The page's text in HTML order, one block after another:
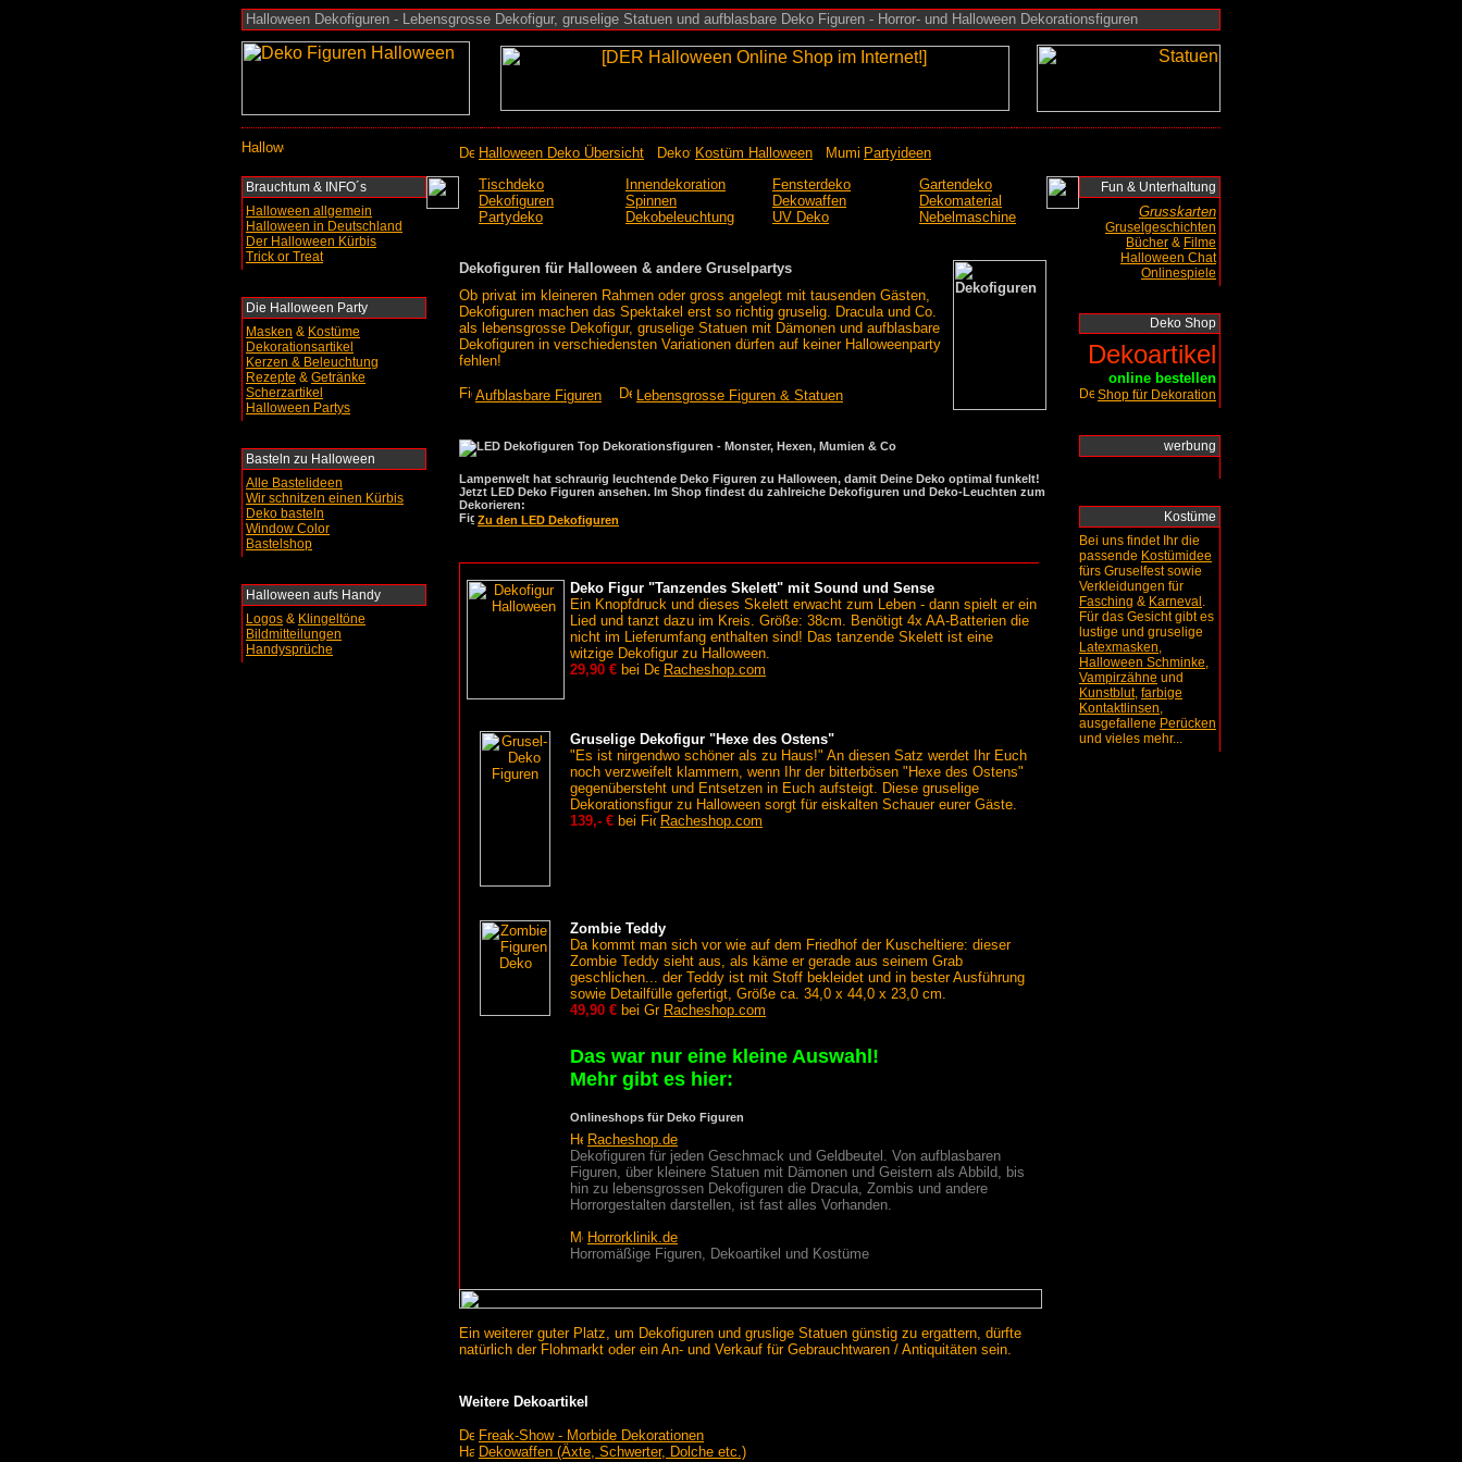
Halloween Dekofiguren - Lebensgrosse Dekofigur, gruselige Statuen und aufblasbare Deko Figuren - Horror- und Halloween Dekorationsfiguren
Halloween Deko Übersicht Kostüm Halloween Partyideen
Brauchtum & INFO´s
Halloween allgemein
Halloween in Deutschland
Der Halloween Kürbis
Trick or Treat
Die Halloween Party
Masken & Kostüme
Dekorationsartikel
Kerzen & Beleuchtung
Rezepte & Getränke
Scherzartikel
Halloween Partys
Basteln zu Halloween
Alle Bastelideen
Wir schnitzen einen Kürbis
Deko basteln
Window Color
Bastelshop
Halloween aufs Handy
Logos & Klingeltöne
Bildmitteilungen
Handysprüche
Tischdeko Innendekoration Fensterdeko
Gartendeko
Dekofiguren
Spinnen Dekowaffen
Dekomaterial
Partydeko
Dekobeleuchtung UV Deko Nebelmaschine
Dekofiguren für Halloween & andere Gruselpartys
Ob privat im kleineren Rahmen oder gross angelegt mit tausenden Gästen,
Dekofiguren machen das Spektakel erst so richtig gruselig. Dracula und Co.
als lebensgrosse Dekofigur, gruselige Statuen mit Dämonen und aufblasbare
Dekofiguren in verschiedensten Variationen dürfen auf keiner Halloweenparty
fehlen!
Aufblasbare Figuren Lebensgrosse Figuren & Statuen
Top Dekorationsfiguren - Monster, Hexen, Mumien & Co
Lampenwelt hat schraurig leuchtende Deko Figuren zu Halloween, damit Deine Deko optimal funkelt!
Jetzt LED Deko Figuren ansehen. Im Shop findest du zahlreiche Dekofiguren und Deko-Leuchten zum
Dekorieren:
Zu den LED Dekofiguren
Deko Figur "Tanzendes Skelett" mit Sound und Sense
Ein Knopfdruck und dieses Skelett erwacht zum Leben - dann spielt er ein
Lied und tanzt dazu im Kreis. Größe: 38cm. Benötigt 4x AA-Batterien die
nicht im Lieferumfang enthalten sind! Das tanzende Skelett ist eine
witzige Dekofigur zu Halloween.
29,90 € bei Racheshop.com
Gruselige Dekofigur "Hexe des Ostens"
"Es ist nirgendwo schöner als zu Haus!" An diesen Satz werdet Ihr Euch
noch verzweifelt klammern, wenn Ihr der bitterbösen "Hexe des Ostens"
gegenübersteht und Entsetzen in Euch aufsteigt. Diese gruselige
Dekorationsfigur zu Halloween sorgt für eiskalten Schauer eurer Gäste.
139,- € bei Racheshop.com
Zombie Teddy
Da kommt man sich vor wie auf dem Friedhof der Kuscheltiere: dieser
Zombie Teddy sieht aus, als käme er gerade aus seinem Grab
geschlichen... der Teddy ist mit Stoff bekleidet und in bester Ausführung
sowie Detailfülle gefertigt, Größe ca. 34,0 x 44,0 x 23,0 cm.
49,90 € bei Racheshop.com
Das war nur eine kleine Auswahl!
Mehr gibt es hier:
Onlineshops für Deko Figuren
Racheshop.de
Dekofiguren für jeden Geschmack und Geldbeutel. Von aufblasbaren
Figuren, über kleinere Statuen mit Dämonen und Geistern als Abbild, bis
hin zu lebensgrossen Dekofiguren die Dracula, Zombis und andere
Horrorgestalten darstellen, ist fast alles Vorhanden.
Horrorklinik.de
Horromäßige Figuren, Dekoartikel und Kostüme
Ein weiterer guter Platz, um Dekofiguren und gruslige Statuen günstig zu ergattern, dürfte
natürlich der Flohmarkt oder ein An- und Verkauf für Gebrauchtwaren / Antiquitäten sein.
Weitere Dekoartikel
Freak-Show - Morbide Dekorationen
Dekowaffen (Äxte, Schwerter, Dolche etc.)
Fun & Unterhaltung
Grusskarten
Gruselgeschichten
Bücher & Filme
Halloween Chat
Onlinespiele
Deko Shop
Dekoartikel
online bestellen
Shop für Dekoration
werbung
Kostüme
Bei uns findet Ihr die
passende Kostümidee
fürs Gruselfest sowie
Verkleidungen für
Fasching & Karneval .
Für das Gesicht gibt es
lustige und gruselige
Latexmasken,
Halloween Schminke,
Vampirzähne und
Kunstblut, farbige
Kontaktlinsen,
ausgefallene Perücken
und vieles mehr...